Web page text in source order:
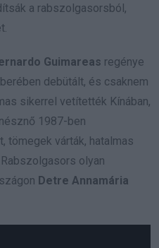
a rabszolgasorsból,
Guimareas regénye
debütált, és csaknem
sikerrel vetítették Kínában,
1987-ben
tömegek várták, hatalmas
olyan
Detre Annamária